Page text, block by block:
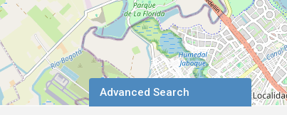
Advanced Search